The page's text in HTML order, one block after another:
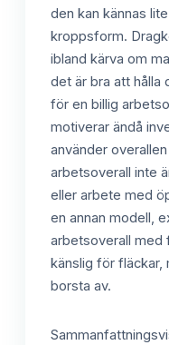
den kan kännas
kroppsform.
ibland kärva om
det är bra att hålla
för en billig
motiverar ändå
använder
arbetsoverall inte
eller arbete med
en annan modell,
arbetsoverall med
känslig för fläckar,
borsta av.